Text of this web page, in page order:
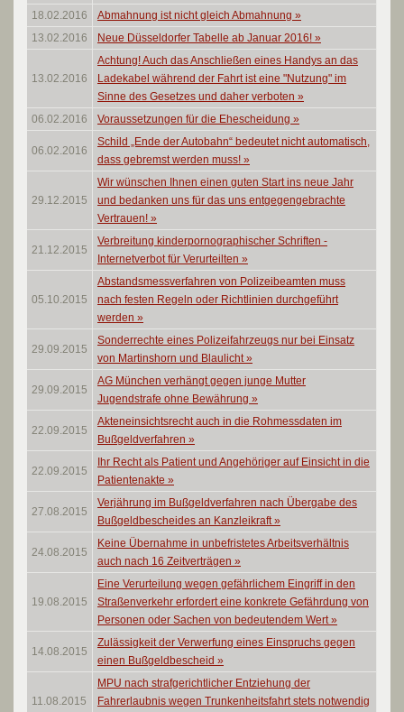
18.02.2016
Abmahnung ist nicht gleich Abmahnung »
13.02.2016
Neue Düsseldorfer Tabelle ab Januar 2016! »
13.02.2016
Achtung! Auch das Anschließen eines Handys an das
Ladekabel während der Fahrt ist eine "Nutzung" im
Sinne des Gesetzes und daher verboten »
06.02.2016
Voraussetzungen für die Ehescheidung »
06.02.2016
Schild „Ende der Autobahn“ bedeutet nicht automatisch,
dass gebremst werden muss! »
29.12.2015
Wir wünschen Ihnen einen guten Start ins neue Jahr
und bedanken uns für das uns entgegengebrachte
Vertrauen! »
21.12.2015
Verbreitung kinderpornographischer Schriften -
Internetverbot für Verurteilten »
05.10.2015
Abstandsmessverfahren von Polizeibeamten muss
nach festen Regeln oder Richtlinien durchgeführt
werden »
29.09.2015
Sonderrechte eines Polizeifahrzeugs nur bei Einsatz
von Martinshorn und Blaulicht»
29.09.2015
AG München verhängt gegen junge Mutter
Jugendstrafe ohne Bewährung »
22.09.2015
Akteneinsichtsrecht auch in die Rohmessdaten im
Bußgeldverfahren »
22.09.2015
Ihr Recht als Patient und Angehöriger auf Einsicht in die
Patientenakte »
27.08.2015
Verjährung im Bußgeldverfahren nach Übergabe des
Bußgeldbescheides an Kanzleikraft»
24.08.2015
Keine Übernahme in unbefristetes Arbeitsverhältnis
auch nach 16 Zeitverträgen »
19.08.2015
Eine Verurteilung wegen gefährlichem Eingriff in den
Straßenverkehr erfordert eine konkrete Gefährdung von
Personen oder Sachen von bedeutendem Wert»
14.08.2015
Zulässigkeit der Verwerfung eines Einspruchs gegen
einen Bußgeldbescheid »
11.08.2015
MPU nach strafgerichtlicher Entziehung der
Fahrerlaubnis wegen Trunkenheitsfahrt stets notwendig